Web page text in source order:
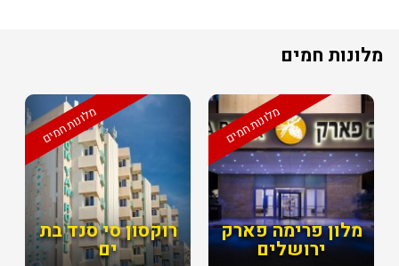
מלונות חמים
מלונות חמים
רוקסון סי סנד בת
ים
מלונות חמים
מלון פרימה פארק
ירושלים